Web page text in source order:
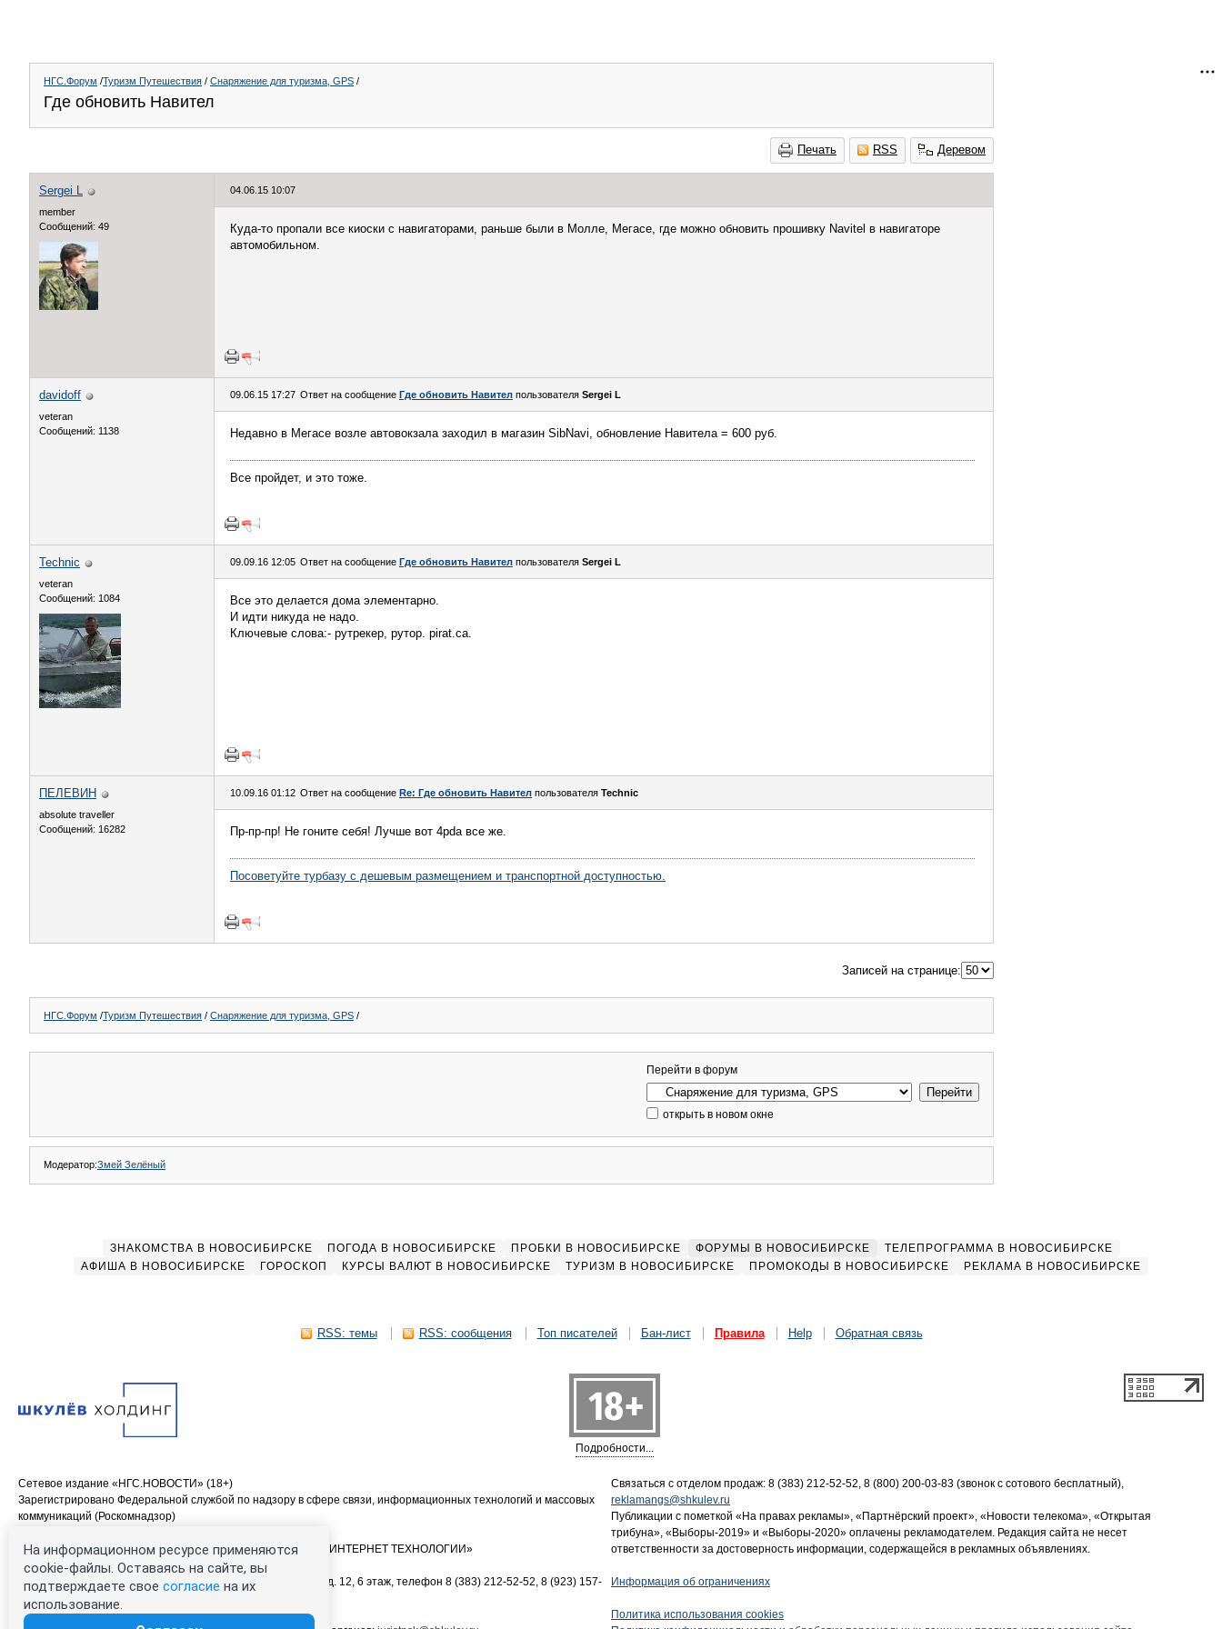
НГС.Форум /Туризм Путешествия / Снаряжение для туризма, GPS /
Где обновить Навител
Печать RSS Деревом
Sergei L
member
Сообщений: 49
04.06.15 10:07
Куда-то пропали все киоски с навигаторами, раньше были в Молле, Мегасе, где можно обновить прошивку Navitel в навигаторе
автомобильном.
davidoff
veteran
Сообщений: 1138
09.06.15 17:27 Ответ на сообщение Где обновить Навител пользователя Sergei L
Недавно в Мегасе возле автовокзала заходил в магазин SibNavi, обновление Навитела = 600 руб.
Все пройдет, и это тоже.
Technic
veteran
Сообщений: 1084
09.09.16 12:05 Ответ на сообщение Где обновить Навител пользователя Sergei L
Все это делается дома элементарно.
И идти никуда не надо.
Ключевые слова:- рутрекер, рутор. pirat.ca.
ПЕЛЕВИН
absolute traveller
Сообщений: 16282
10.09.16 01:12 Ответ на сообщение Re: Где обновить Навител пользователя Technic
Пр-пр-пр! Не гоните себя! Лучше вот 4pda все же.
Посоветуйте турбазу с дешевым размещением и транспортной доступностью.
Записей на странице:
НГС.Форум /Туризм Путешествия / Снаряжение для туризма, GPS /
Перейти в форум
открыть в новом окне
Модератор:Змей Зелёный
ЗНАКОМСТВА В НОВОСИБИРСКЕ ПОГОДА В НОВОСИБИРСКЕ ПРОБКИ В НОВОСИБИРСКЕ ФОРУМЫ В НОВОСИБИРСКЕ
ТЕЛЕПРОГРАММА В НОВОСИБИРСКЕ
АФИША В НОВОСИБИРСКЕ
ГОРОСКОП КУРСЫ ВАЛЮТ В НОВОСИБИРСКЕ ТУРИЗМ В НОВОСИБИРСКЕ ПРОМОКОДЫ В НОВОСИБИРСКЕ РЕКЛАМА В НОВОСИБИРСКЕ
RSS: темы RSS: сообщения Топ писателей Бан-лист Правила Help Обратная связь
Подробности...
Сетевое издание «НГС.НОВОСТИ» (18+)
Зарегистрировано Федеральной службой по надзору в сфере связи, информационных технологий и массовых
коммуникаций (Роскомнадзор)
Учредитель: Общество с ограниченной ответственностью «ИНТЕРНЕТ ТЕХНОЛОГИИ»
Главный редактор: Громкова Елена Александровна
Адрес редакции: 630099, Россия, Новосибирск, ул. Ленина, д. 12, 6 этаж, телефон 8 (383) 212-52-52, 8 (923) 157-
Электронный адрес редакции:ngs@shkulev.ru
Связаться с отделом продаж: 8 (383) 212-52-52, 8 (800) 200-03-83 (звонок с сотового бесплатный),
reklamangs@shkulev.ru
Публикации с пометкой «На правах рекламы», «Партнёрский проект», «Новости телекома», «Открытая
трибуна», «Выборы-2019» и «Выборы-2020» оплачены рекламодателем. Редакция сайта не несет
ответственности за достоверность информации, содержащейся в рекламных объявлениях.
Информация об ограничениях
Политика использования cookies
На информационном ресурсе применяются
cookie-файлы. Оставаясь на сайте, вы
подтверждаете свое согласие на их
использование.